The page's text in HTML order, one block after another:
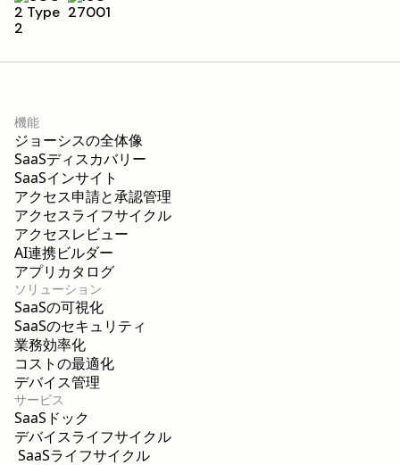
機能
ジョーシスの全体像
SaaSディスカバリー
SaaSインサイト
アクセス申請と承認管理
アクセスライフサイクル
アクセスレビュー
AI連携ビルダー
アプリカタログ
ソリューション
SaaSの可視化
SaaSのセキュリティ
業務効率化
コストの最適化
デバイス管理
サービス
SaaSドック
デバイスライフサイクル
SaaSライフサイクル